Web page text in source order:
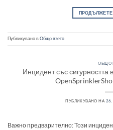
ПРОДЪЛЖЕТЕ
Публикувано вОбщо взето
ОБЩО
Инцидент със
ПУБЛИКУВАНО НА 26.
Важно предварително: Този